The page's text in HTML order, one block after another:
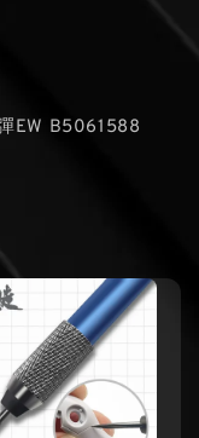
EW B5061588